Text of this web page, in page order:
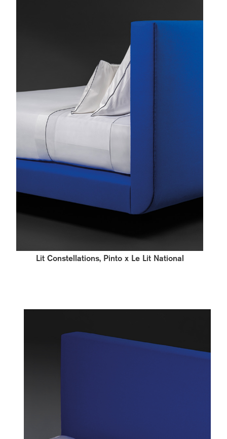
Lit Constellations, Pinto x Le Lit National